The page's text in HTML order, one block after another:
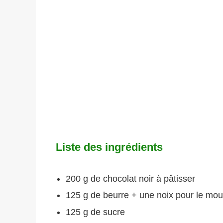
Liste des ingrédients
200 g de chocolat noir à pâtisser
125 g de beurre + une noix pour le
125 g de sucre